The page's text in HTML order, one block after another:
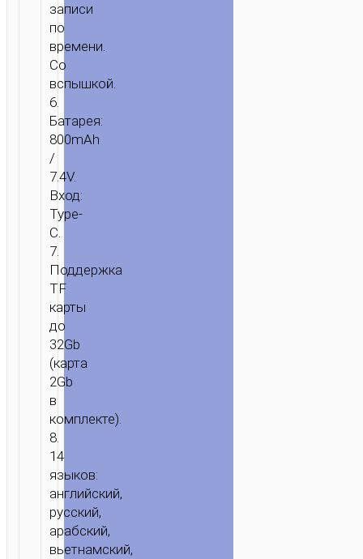
ГЛАВНАЯ
/
ФУНКЦИЕЙ
записи
по
времени.
Со
вспышкой.
6.
Батарея:
800mAh
/
7.4V.
Вход:
Type-
C.
7.
Поддержка
TF
карты
до
32Gb
(карта
2Gb
в
комплекте).
8.
14
языков:
английский,
русский,
арабский,
вьетнамский,